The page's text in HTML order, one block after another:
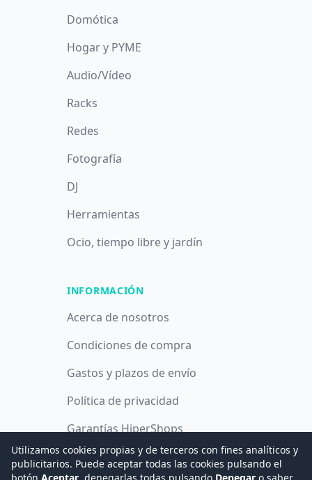
Domótica
Hogar y PYME
Audio/Vídeo
Racks
Redes
Fotografía
DJ
Herramientas
Ocio, tiempo libre y jardín
INFORMACIÓN
Acerca de nosotros
Condiciones de compra
Gastos y plazos de envío
Política de privacidad
Garantías HiperShops
Política de cookies
Utilizamos cookies propias y de terceros con fines analíticos y
publicitarios. Puede aceptar todas las cookies pulsando el